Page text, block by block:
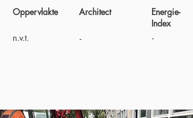
Oppervlakte Architect
n.v.t. -
Energie-
Index
-